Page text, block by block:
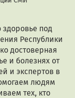
под
Республики
достоверная
и болезнях от
и экспертов в
людям
тех, кто